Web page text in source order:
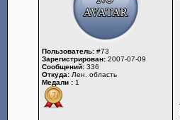
Пользователь:#73
Зарегистрирован:2007-07-09
Сообщений:336
Откуда:Лен. область
Медали :1